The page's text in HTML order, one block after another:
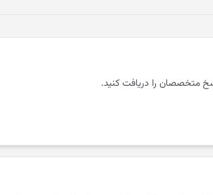
متخصصان را دریافت کنید.